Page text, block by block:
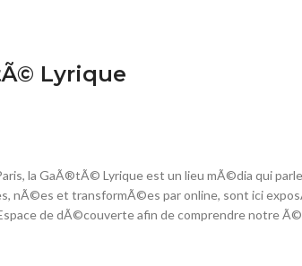
Lyrique
la GaÃ®tÃ© Lyrique est un lieu mÃ©dia qui
nÃ©es et transformÃ©es par online, sont ici
de dÃ©couverte afin de comprendre notre